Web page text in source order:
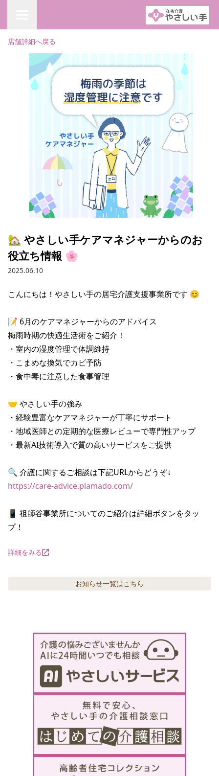
店舗詳細へ戻る
🏡 やさしい手ケアマネジャーからのお
役立ち情報 🌸
2025.06.10
こんにちは！やさしい手の居宅介護支援事業所です 😊
📝 6月のケアマネジャーからのアドバイス
梅雨時期の快適生活術をご紹介！
・室内の湿度管理で体調維持
・こまめな換気でカビ予防
・食中毒に注意した食事管理
🤝 やさしい手の強み
・経験豊富なケアマネジャーが丁寧にサポート
・地域医師との定期的な医療レビューで専門性アップ
・最新AI技術導入で質の高いサービスをご提供
https://care-advice.plamado.com/
📱 祖師谷事業所についてのご紹介は詳細ボタンをタッ
プ！
詳細をみる
お知らせ一覧はこちら